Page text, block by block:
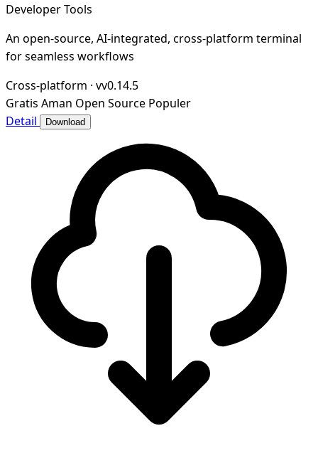
Developer Tools
An open-source, AI-integrated, cross-platform terminal
for seamless workflows
Cross-platform · vv0.14.5
Gratis Aman Open Source Populer
Detail
Download